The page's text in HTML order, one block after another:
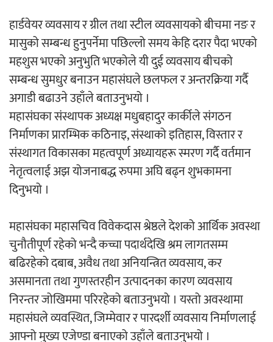
हार्डवेयर व्यवसाय र ग्रील तथा स्टील व्यवसायको बीचमा नङ र
मासुको सम्बन्ध हुनुपर्नेमा पछिल्लो समय केहि दरार पैदा भएको
महशुस भएको अनुभुति भएकोले यी दुई व्यवसाय बीचको
सम्बन्ध सुमधुर बनाउन महासंघले छलफल र अन्तरक्रिया गर्दै
अगाडी बढाउने उहाँले बताउनुभयो ।
महासंघका संस्थापक अध्यक्ष मधुबहादुर कार्कीले संगठन
निर्माणका प्रारम्भिक कठिनाइ, संस्थाको इतिहास, विस्तार र
संस्थागत विकासका महत्वपूर्ण अध्यायहरू स्मरण गर्दै वर्तमान
नेतृत्वलाई अझ योजनाबद्ध रुपमा अघि बढ्न शुभकामना
दिनुभयो ।
महासंघका महासचिव विवेकदास श्रेष्ठले देशको आर्थिक अवस्था
चुनौतीपूर्ण रहेको भन्दै कच्चा पदार्थदेखि श्रम लागतसम्म
बढिरहेको दबाब, अवैध तथा अनियन्त्रित व्यवसाय, कर
असमानता तथा गुणस्तरहीन उत्पादनका कारण व्यवसाय
निरन्तर जोखिममा परिरहेको बताउनुभयो । यस्तो अवस्थामा
महासंघले व्यवस्थित, जिम्मेवार र पारदर्शी व्यवसाय निर्माणलाई
आफ्नो मुख्य एजेण्डा बनाएको उहाँले बताउनुभयो ।